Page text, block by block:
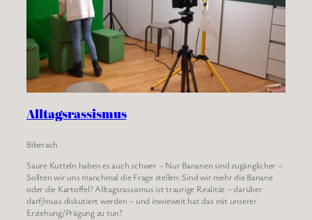
Alltagsrassismus
Biberach
Saure Kutteln haben es auch schwer – Nur Bananen sind zugänglicher –
Sollten wir uns manchmal die Frage stellen: Sind wir mehr die Banane
oder die Kartoffel? Alltagsrassismus ist traurige Realität – darüber
darf/muss diskutiert werden – und inwieweit hat das mit unserer
Erziehung/Prägung zu tun?